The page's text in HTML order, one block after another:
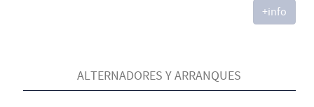
+info
ALTERNADORES Y ARRANQUES